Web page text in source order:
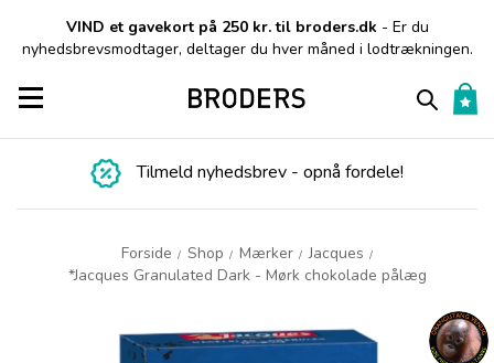
VIND et gavekort på 250 kr. til broders.dk - Er du
nyhedsbrevsmodtager, deltager du hver måned i lodtrækningen.
Toggle navigation
Tilmeld nyhedsbrev - opnå fordele!
Forside / Shop / Mærker / Jacques /
*Jacques Granulated Dark - Mørk chokolade pålæg